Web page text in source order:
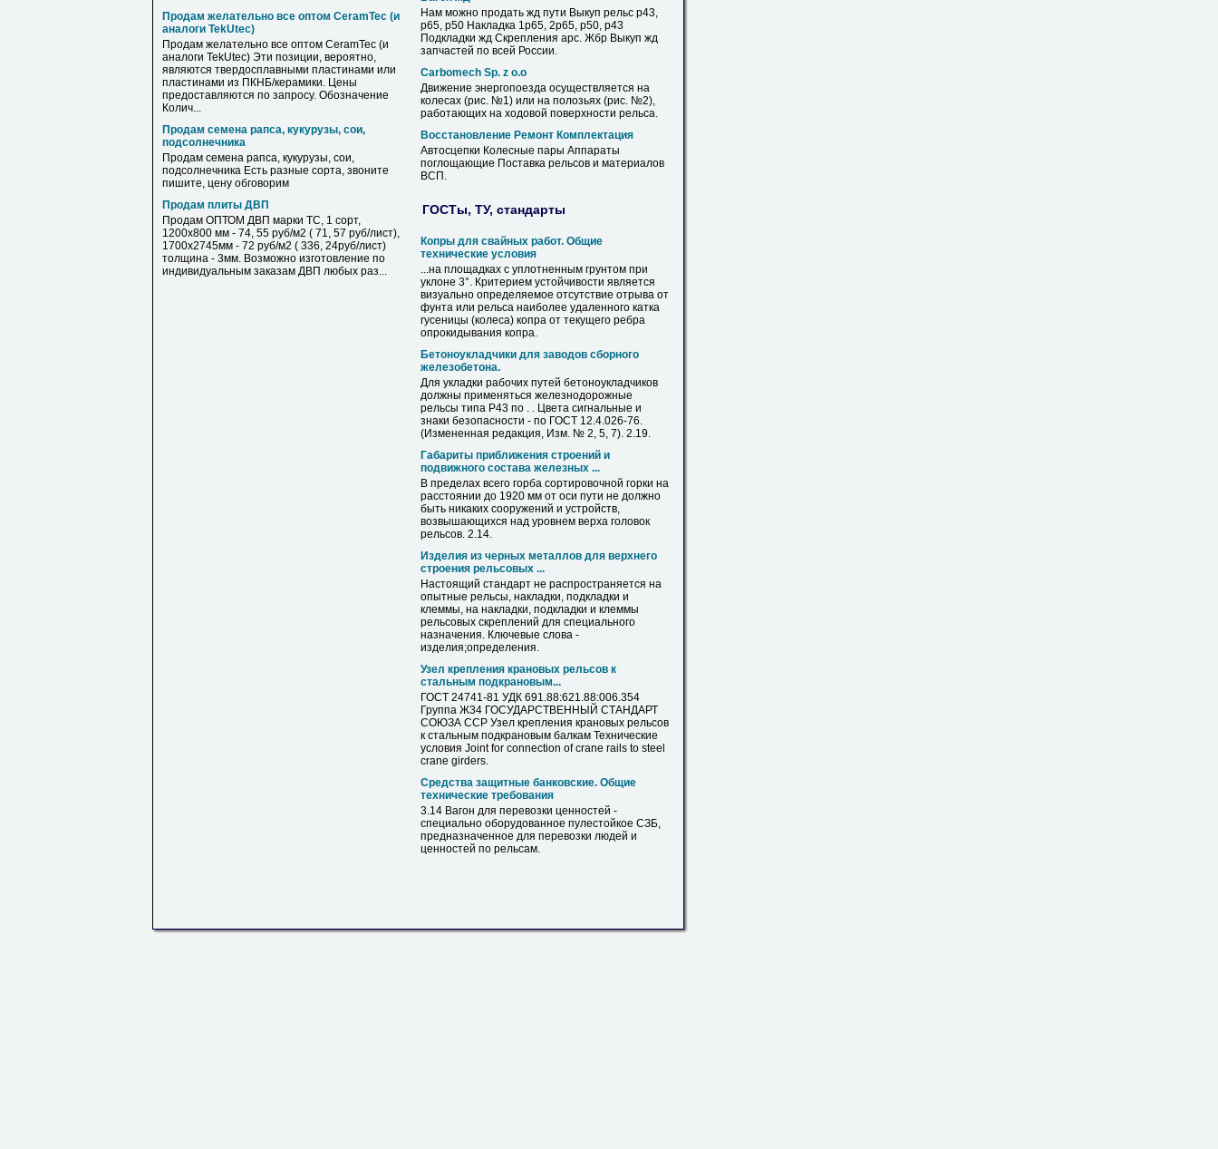
Продам желательно все оптом CeramTec (и
аналоги TekUtec)
Продам желательно все оптом CeramTec (и
аналоги TekUtec) Эти позиции, вероятно,
являются твердосплавными пластинами или
пластинами из ПКНБ/керамики. Цены
предоставляются по запросу. Обозначение
Колич...
Продам семена рапса, кукурузы, сои,
подсолнечника
Продам семена рапса, кукурузы, сои,
подсолнечника Есть разные сорта, звоните
пишите, цену обговорим
Продам плиты ДВП
Продам ОПТОМ ДВП марки ТС, 1 сорт,
1200х800 мм - 74, 55 руб/м2 ( 71, 57 руб/лист),
1700х2745мм - 72 руб/м2 ( 336, 24руб/лист)
толщина - 3мм. Возможно изготовление по
индивидуальным заказам ДВП любых раз...
Нам можно продать жд пути Выкуп рельс р43,
р65, р50 Накладка 1р65, 2р65, р50, р43
Подкладки жд Скрепления арс. Жбр Выкуп жд
запчастей по всей России.
Carbomech Sp. z o.o
Движение энергопоезда осуществляется на
колесах (рис. №1) или на полозьях (рис. №2),
работающих на ходовой поверхности рельса.
Восстановление Ремонт Комплектация
Автосцепки Колесные пары Аппараты
поглощающие Поставка рельсов и материалов
ВСП.
ГОСТы, ТУ, стандарты
Копры для свайных работ. Общие
технические условия
...на площадках с уплотненным грунтом при
уклоне 3°. Критерием устойчивости является
визуально определяемое отсутствие отрыва от
фунта или рельса наиболее удаленного катка
гусеницы (колеса) копра от текущего ребра
опрокидывания копра.
Бетоноукладчики для заводов сборного
железобетона.
Для укладки рабочих путей бетоноукладчиков
должны применяться железнодорожные
рельсы типа Р43 по . . Цвета сигнальные и
знаки безопасности - по ГОСТ 12.4.026-76.
(Измененная редакция, Изм. № 2, 5, 7). 2.19.
Габариты приближения строений и
подвижного состава железных ...
В пределах всего горба сортировочной горки на
расстоянии до 1920 мм от оси пути не должно
быть никаких сооружений и устройств,
возвышающихся над уровнем верха головок
рельсов. 2.14.
Изделия из черных металлов для верхнего
строения рельсовых ...
Настоящий стандарт не распространяется на
опытные рельсы, накладки, подкладки и
клеммы, на накладки, подкладки и клеммы
рельсовых скреплений для специального
назначения. Ключевые слова -
изделия;определения.
Узел крепления крановых рельсов к
стальным подкрановым...
ГОСТ 24741-81 УДК 691.88:621.88:006.354
Группа Ж34 ГОСУДАРСТВЕННЫЙ СТАНДАРТ
СОЮЗА ССР Узел крепления крановых рельсов
к стальным подкрановым балкам Технические
условия Joint for connection of crane rails to steel
crane girders.
Средства защитные банковские. Общие
технические требования
3.14 Вагон для перевозки ценностей -
специально оборудованное пулестойкое СЗБ,
предназначенное для перевозки людей и
ценностей по рельсам.